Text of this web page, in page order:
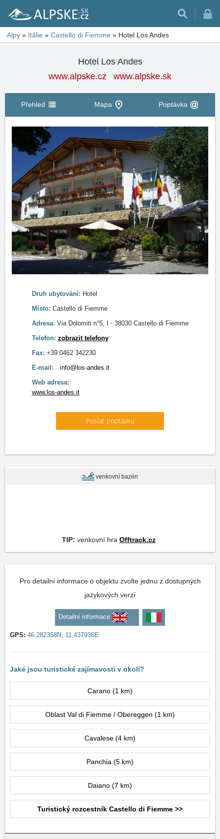
Alpy » Itálie » Castello di Fiemme » Hotel Los Andes
Hotel Los Andes
www.alpske.cz
www.alpske.sk
Přehled Mapa Poptávka
Druh ubytování: Hotel
Místo: Castello di Fiemme
Adresa: Via Dolomiti n°5, I - 38030 Castello di Fiemme
Telefon: zobrazit telefony
Fax: +39 0462 342230
E-mail:
info@los-andes.it
Web adresa:
www.los-andes.it
Poslat poptávku
venkovní bazén
TIP: venkovní hra Offtrack.cz
Pro detailní informace o objektu zvolte jednu z dostupných
jazykových verzí
Detailní informace
GPS: 46.282358N, 11.437936E
Jaké jsou turistické zajímavosti v okolí?
Carano (1 km)
Oblast Val di Fiemme / Obereggen (1 km)
Cavalese (4 km)
Panchia (5 km)
Daiano (7 km)
Turistický rozcestník Castello di Fiemme >>